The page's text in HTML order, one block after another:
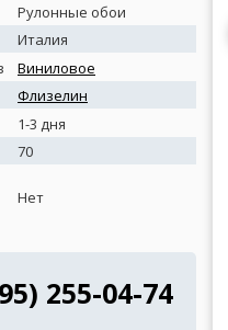
Рулонные обои
Италия
Виниловое
Флизелин
1-3 дня
70
Нет
255-04-74